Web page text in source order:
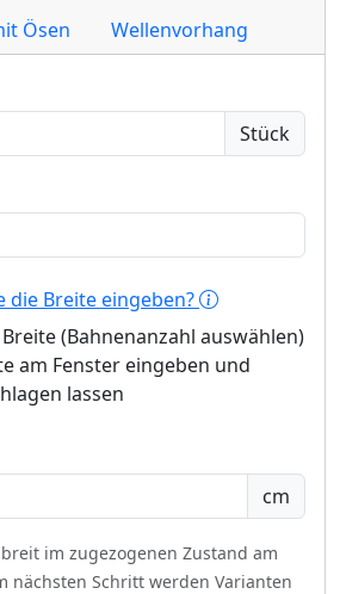
Ösen Wellenvorhang
Stück
die Breite eingeben?
(Bahnenanzahl auswählen)
am Fenster eingeben und
lassen
cm
im zugezogenen Zustand am
nächsten Schritt werden Varianten